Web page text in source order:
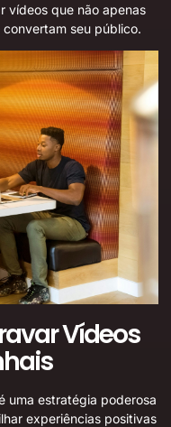
vídeos que não apenas
seu público.
Vídeos
uma estratégia poderosa
experiências positivas